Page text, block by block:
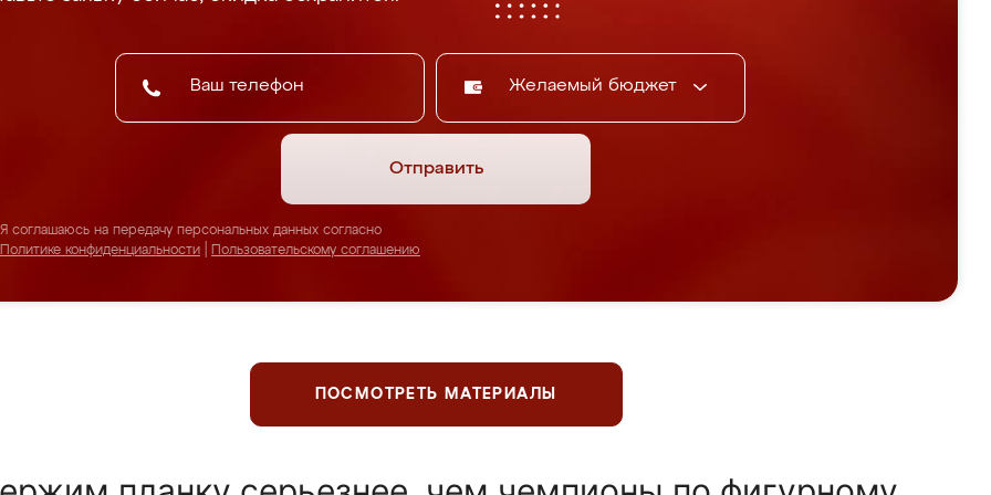
Желаемый бюджет
Отправить
Я соглашаюсь на передачу персональных данных согласно
Политике конфиденциальности
Пользовательскому соглашению
ПОСМОТРЕТЬ МАТЕРИАЛЫ